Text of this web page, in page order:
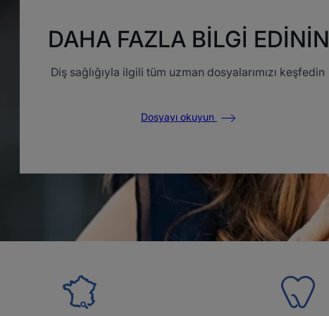
DAHA FAZLA BİLGİ EDİNİN
Diş sağlığıyla ilgili tüm uzman dosyalarımızı keşfedin
Dosyayı okuyun